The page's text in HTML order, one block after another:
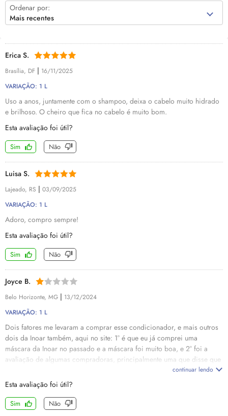
Ordenar por:
Mais recentes
Erica S.
Brasília, DF | 16/11/2025
VARIAÇÃO: 1 L
Uso a anos, juntamente com o shampoo, deixa o cabelo muito hidrado
e brilhoso. O cheiro que fica no cabelo é muito bom.
Esta avaliação foi útil?
Sim Não
Luisa S.
Lajeado, RS | 03/09/2025
VARIAÇÃO: 1 L
Adoro, compro sempre!
Esta avaliação foi útil?
Sim Não
Joyce B.
Belo Horizonte, MG | 13/12/2024
VARIAÇÃO: 1 L
Dois fatores me levaram a comprar esse condicionador, e mais outros
dois da Inoar também, aqui no site: 1° é que eu já comprei uma
máscara da Inoar no passado e a máscara foi muito boa, e 2° foi a
avaliação de algumas compradoras, principalmente uma que disse que
tinha o cabelo loiro com mechas e que poderia comprar sem medo
pois deu super certo no cabelo dela. Pois bem, comprei e esse
produto simplesmente estragou o meu cabelo. Na verdade, nenhum dos
três que eu comprei trouxeram nenhum benefício para o meu cabelo,
inclusive um deles deixou o meu cabelo elástico. O meu cabelo é fino e
continuar lendo
Esta avaliação foi útil?
Sim Não